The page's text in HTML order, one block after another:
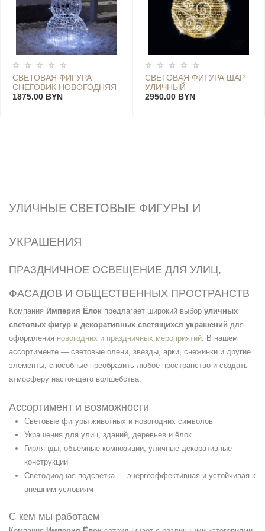
СВЕТОВАЯ ФИГУРА
СНЕГОВИК НОВОГОДНЯЯ
С ВСТРОЕННОЙ
1875.00 BYN
СВЕТОВАЯ ФИГУРА ШАР
УЛИЧНЫЙ
2950.00 BYN
УЛИЧНЫЕ СВЕТОВЫЕ ФИГУРЫ И
УКРАШЕНИЯ
ПРАЗДНИЧНОЕ ОСВЕЩЕНИЕ ДЛЯ УЛИЦ,
ФАСАДОВ И ОБЩЕСТВЕННЫХ ПРОСТРАНСТВ
Компания Империя Ёлок предлагает широкий выбор уличных
световых фигур и декоративных светящихся украшений для
оформления новогодних и праздничных мероприятий. В нашем
ассортименте — световые олени, звезды, арки, снежинки и другие
элементы, способные преобразить любое пространство и создать
атмосферу настоящего волшебства.
Ассортимент и возможности
Световые фигуры животных и новогодних символов
Украшения для улиц, зданий, деревьев и ёлок
Гирлянды, объемные композиции, уличные декоративные
конструкции
Светодиодная подсветка — энергоэффективная и устойчивая к
внешним условиям
С кем мы работаем